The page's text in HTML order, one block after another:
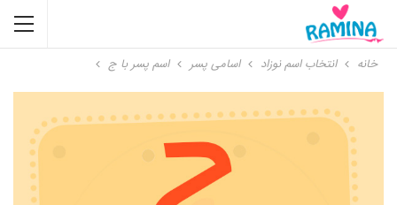
خانه انتخاب اسم نوزاد اسامی پسر اسم پسر با ج